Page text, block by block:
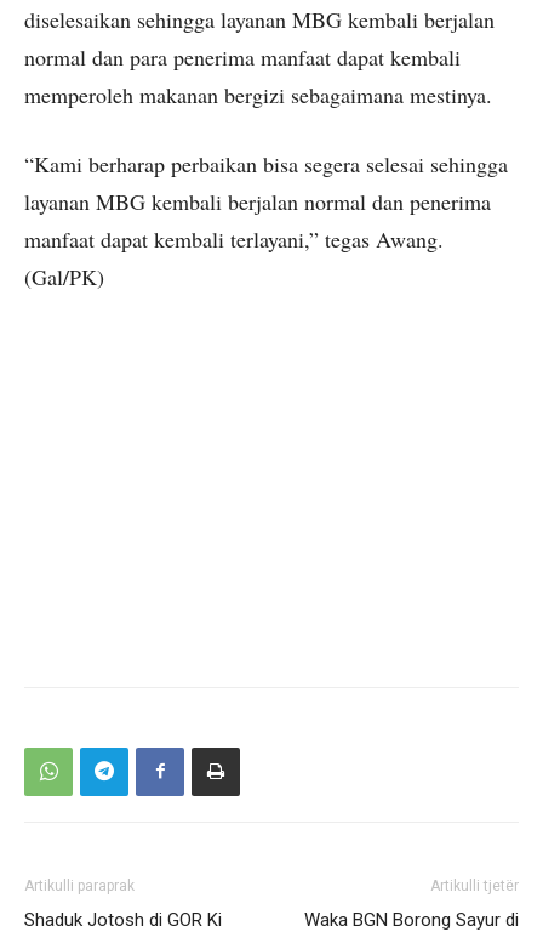
diselesaikan sehingga layanan MBG kembali berjalan
normal dan para penerima manfaat dapat kembali
memperoleh makanan bergizi sebagaimana mestinya.
“Kami berharap perbaikan bisa segera selesai sehingga
layanan MBG kembali berjalan normal dan penerima
manfaat dapat kembali terlayani,” tegas Awang.
(Gal/PK)
Artikulli paraprak
Shaduk Jotosh di GOR Ki
Artikulli tjetër
Waka BGN Borong Sayur di